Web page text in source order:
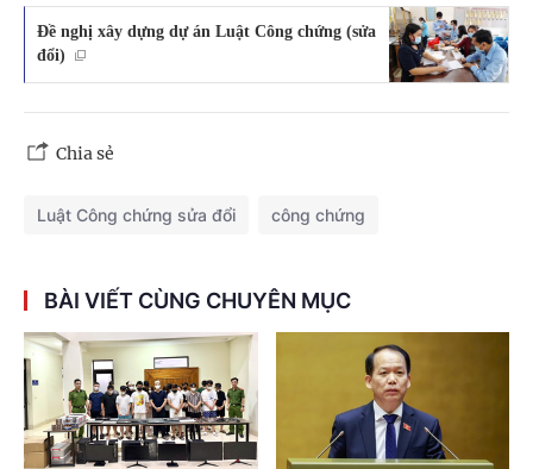
Đề nghị xây dựng dự án Luật Công chứng (sửa
đổi)
Chia sẻ
Luật Công chứng sửa đổi công chứng
BÀI VIẾT CÙNG CHUYÊN MỤC